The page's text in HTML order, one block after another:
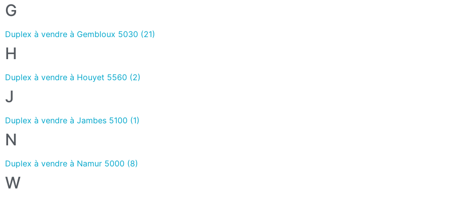
G
Duplex à vendre à Gembloux 5030 (21)
H
Duplex à vendre à Houyet 5560 (2)
J
Duplex à vendre à Jambes 5100 (1)
N
Duplex à vendre à Namur 5000 (8)
W